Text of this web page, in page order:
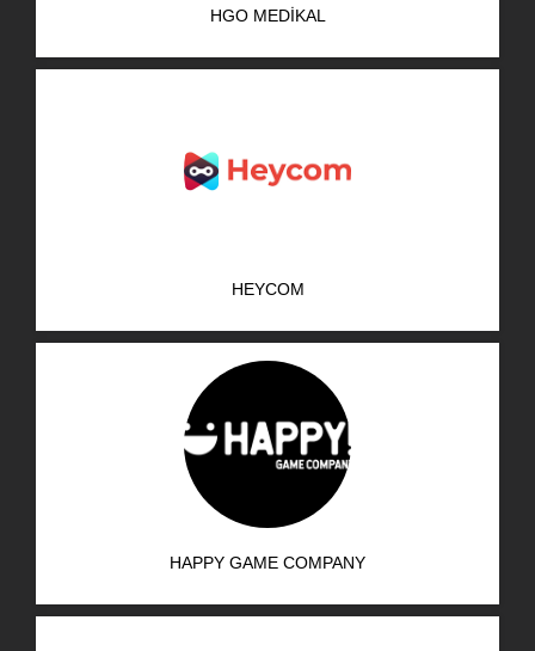
AR-GE Portal
EN
HGO MEDIKAL
HEYCOM
HAPPY GAME COMPANY